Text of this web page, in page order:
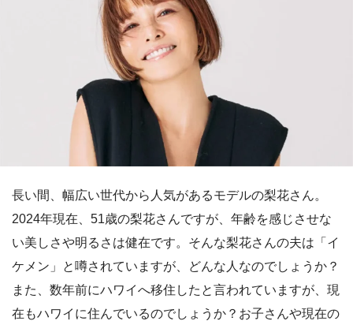
長い間、幅広い世代から人気があるモデルの梨花さん。
2024年現在、51歳の梨花さんですが、年齢を感じさせな
い美しさや明るさは健在です。そんな梨花さんの夫は「イ
ケメン」と噂されていますが、どんな人なのでしょうか？
また、数年前にハワイへ移住したと言われていますが、現
在もハワイに住んでいるのでしょうか？お子さんや現在の